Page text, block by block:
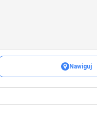
Nawiguj